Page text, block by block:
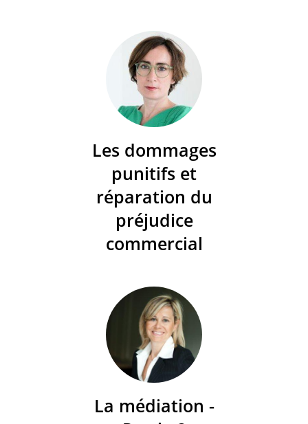
Les dommages
punitifs et
réparation du
préjudice
commercial
La médiation -